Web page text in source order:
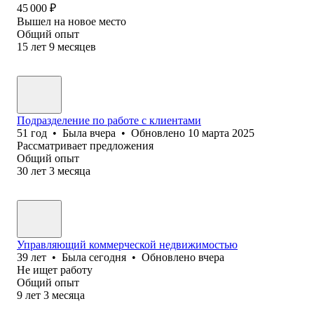
45 000 ₽
Вышел на новое место
Общий опыт
15 лет 9 месяцев
Подразделение по работе с клиентами
51 год • Была вчера • Обновлено 10 марта 2025
Рассматривает предложения
Общий опыт
30 лет 3 месяца
Управляющий коммерческой недвижимостью
39 лет • Была сегодня • Обновлено вчера
Не ищет работу
Общий опыт
9 лет 3 месяца